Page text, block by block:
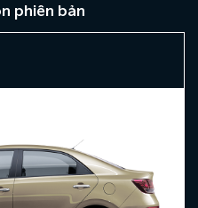
phiên bản